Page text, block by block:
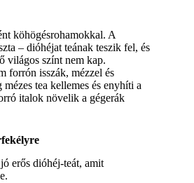
köhögésrohamokkal. A
– dióhéjat teának teszik fel, és
világos színt nem kap.
forrón isszák, mézzel és
tea kellemes és enyhíti a
italok növelik a gégerák
erős dióhéj-teát, amit